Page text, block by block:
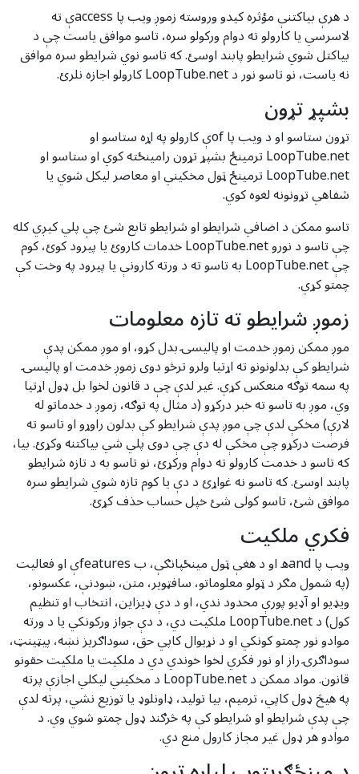
د هرې بیاکتنې مؤثره کیدو وروسته زموږ ویب پا accessې ته
لاسرسي یا کارولو ته دوام ورکولو سره، تاسو موافق یاست چې د
بیاکتل شوي شرایطو پابند اوسئ. که تاسو نوي شرایطو سره موافق
نه یاست، نو تاسو نور د LoopTube.net کارولو اجازه نلرئ.
بشپړ تړون
تړون ستاسو او د ویب پا ofې کارولو په اړه ستاسو او
LoopTube.net ترمینځ بشپړ تړون رامینځته کوي او ستاسو او
LoopTube.net ترمینځ ټول مخکیني او معاصر لیکل شوي یا
شفاهي تړونونه لغوه کوي.
تاسو ممکن د اضافي شرایطو او شرایطو تابع شئ چې پلي کیږي کله
چې تاسو د نورو LoopTube.net خدمات کاروئ یا پیرود کوئ، کوم
چې LoopTube.net به تاسو ته د ورته کارونې یا پیرود په وخت کې
چمتو کړي.
زموږ شرایطو ته تازه معلومات
موږ ممکن زموږ خدمت او پالیسۍ بدل کړو، او موږ ممکن پدې
شرایطو کې بدلونونو ته اړتیا ولرو ترڅو دوی زموږ خدمت او پالیسۍ
په سمه توګه منعکس کړي. غیر لدې چې د قانون لخوا بل ډول اړتیا
وي، موږ به تاسو ته خبر درکړو (د مثال په توګه، زموږ د خدماتو له
لارې) مخکې لدې چې موږ پدې شرایطو کې بدلون راوړو او تاسو ته
فرصت درکړو چې مخکې له دې چې دوی پلي شي بیاکتنه وکړئ. بیا،
که تاسو د خدمت کارولو ته دوام ورکړئ، نو تاسو به د تازه شرایطو
پابند اوسئ. که تاسو نه غواړئ د دې یا کوم تازه شوي شرایطو سره
موافق شئ، تاسو کولی شئ خپل حساب حذف کړئ.
فکري ملکیت
ویب پا andه او د هغې ټول مینځپانګې، ب featuresې او فعالیت
(په شمول مګر د ټولو معلوماتو، سافټویر، متن، ښودنې، عکسونو،
ویډیو او آډیو پورې محدود ندي، او د دې ډیزاین، انتخاب او تنظیم
کول) د LoopTube.net ملکیت دي، د دې جواز ورکونکي یا د ورته
موادو نور چمتو کونکي او د نړیوال کاپي حق، سوداګریز نښه، پیټینټ،
سوداګرۍ راز او نور فکري لخوا خوندي دي د ملکیت یا ملکیت حقونو
قانون. مواد ممکن د LoopTube.net د مخکیني لیکلي اجازې پرته
په هیڅ ډول کاپي، ترمیم، بیا تولید، ډاونلوډ یا توزیع نشي، پرته لدې
چې پدې شرایطو او شرایطو کې په څرګند ډول چمتو شوي وي. د
موادو هر ډول غیر مجاز کارول منع دي.